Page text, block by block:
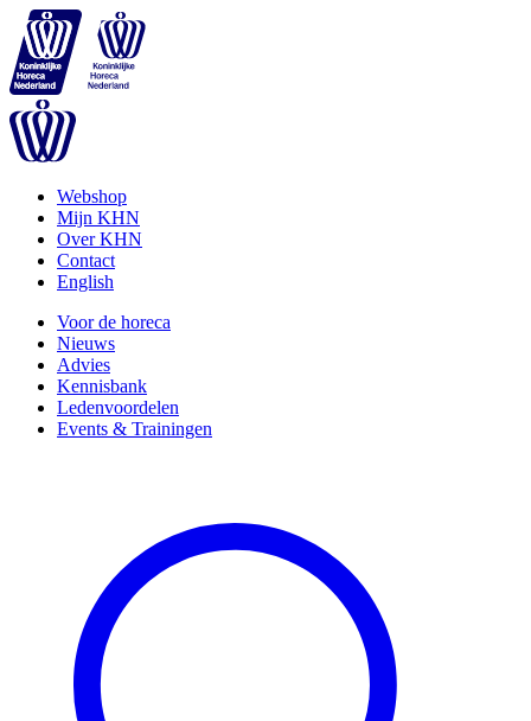
Webshop
Mijn KHN
Over KHN
Contact
English
Voor de horeca
Nieuws
Advies
Kennisbank
Ledenvoordelen
Events & Trainingen